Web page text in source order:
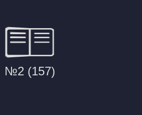
№2 (157)